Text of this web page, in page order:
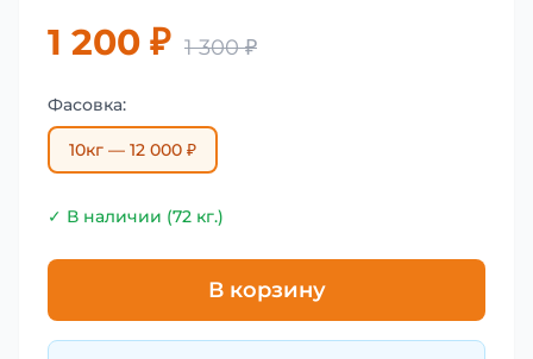
1 200 ₽ 1 300 ₽
Фасовка:
10кг — 12 000 ₽
✓ В наличии (72 кг.)
В корзину